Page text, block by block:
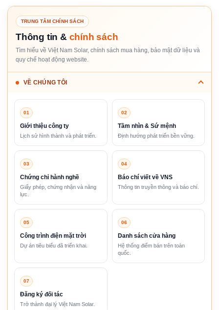
TRUNG TÂM CHÍNH SÁCH
Thông tin & chính sách
Tìm hiểu về Việt Nam Solar, chính sách mua hàng, bảo mật dữ liệu và
quy chế hoạt động website.
VỀ CHÚNG TÔI
01
Giới thiệu công ty
Lịch sử hình thành và phát triển.
02
Tầm nhìn & Sứ mệnh
Định hướng phát triển bền vững.
03
Chứng chỉ hành nghề
Giấy phép, chứng nhận và năng
lực.
04
Báo chí viết về VNS
Thông tin truyền thông và báo chí.
05
Công trình điện mặt trời
Dự án tiêu biểu đã triển khai.
06
Danh sách cửa hàng
Hệ thống điểm bán trên toàn
quốc.
07
Đăng ký đối tác
Trở thành đại lý Việt Nam Solar.